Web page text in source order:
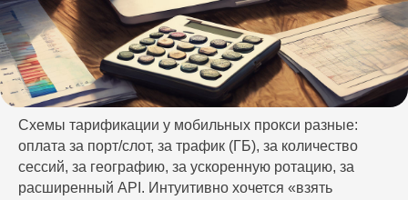
Схемы тарификации у мобильных прокси разные:
оплата за порт/слот, за трафик (ГБ), за количество
сессий, за географию, за ускоренную ротацию, за
расширенный API. Интуитивно хочется «взять